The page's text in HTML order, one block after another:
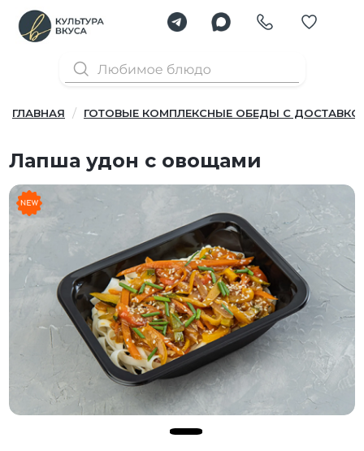
ГЛАВНАЯ ГОТОВЫЕ КОМПЛЕКСНЫЕ ОБЕДЫ С
Лапша удон с овощами